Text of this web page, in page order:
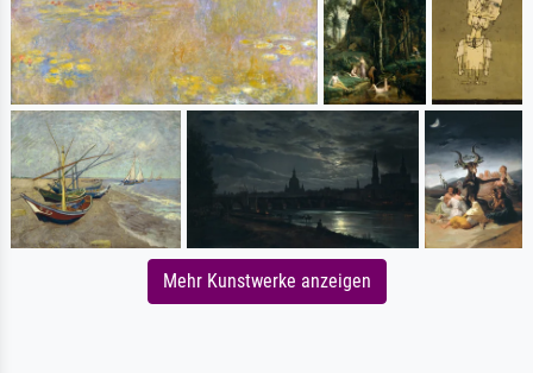
Mehr Kunstwerke anzeigen